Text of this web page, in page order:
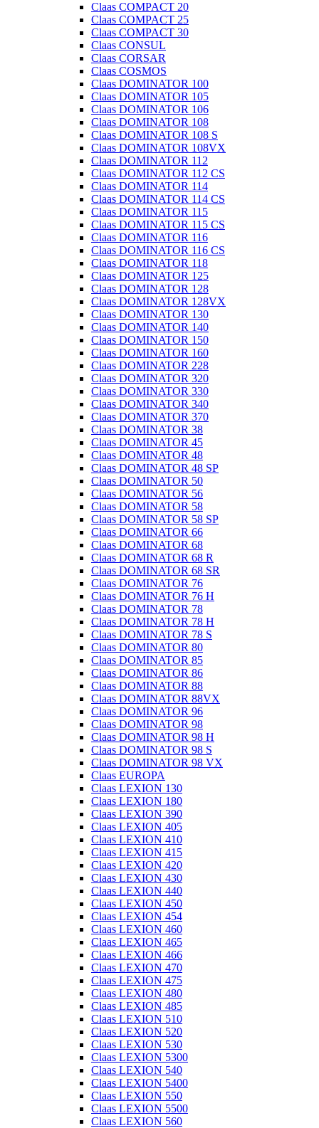
Claas COMPACT 20
Claas COMPACT 25
Claas COMPACT 30
Claas CONSUL
Claas CORSAR
Claas COSMOS
Claas DOMINATOR 100
Claas DOMINATOR 105
Claas DOMINATOR 106
Claas DOMINATOR 108
Claas DOMINATOR 108 S
Claas DOMINATOR 108VX
Claas DOMINATOR 112
Claas DOMINATOR 112 CS
Claas DOMINATOR 114
Claas DOMINATOR 114 CS
Claas DOMINATOR 115
Claas DOMINATOR 115 CS
Claas DOMINATOR 116
Claas DOMINATOR 116 CS
Claas DOMINATOR 118
Claas DOMINATOR 125
Claas DOMINATOR 128
Claas DOMINATOR 128VX
Claas DOMINATOR 130
Claas DOMINATOR 140
Claas DOMINATOR 150
Claas DOMINATOR 160
Claas DOMINATOR 228
Claas DOMINATOR 320
Claas DOMINATOR 330
Claas DOMINATOR 340
Claas DOMINATOR 370
Claas DOMINATOR 38
Claas DOMINATOR 45
Claas DOMINATOR 48
Claas DOMINATOR 48 SP
Claas DOMINATOR 50
Claas DOMINATOR 56
Claas DOMINATOR 58
Claas DOMINATOR 58 SP
Claas DOMINATOR 66
Claas DOMINATOR 68
Claas DOMINATOR 68 R
Claas DOMINATOR 68 SR
Claas DOMINATOR 76
Claas DOMINATOR 76 H
Claas DOMINATOR 78
Claas DOMINATOR 78 H
Claas DOMINATOR 78 S
Claas DOMINATOR 80
Claas DOMINATOR 85
Claas DOMINATOR 86
Claas DOMINATOR 88
Claas DOMINATOR 88VX
Claas DOMINATOR 96
Claas DOMINATOR 98
Claas DOMINATOR 98 H
Claas DOMINATOR 98 S
Claas DOMINATOR 98 VX
Claas EUROPA
Claas LEXION 130
Claas LEXION 180
Claas LEXION 390
Claas LEXION 405
Claas LEXION 410
Claas LEXION 415
Claas LEXION 420
Claas LEXION 430
Claas LEXION 440
Claas LEXION 450
Claas LEXION 454
Claas LEXION 460
Claas LEXION 465
Claas LEXION 466
Claas LEXION 470
Claas LEXION 475
Claas LEXION 480
Claas LEXION 485
Claas LEXION 510
Claas LEXION 520
Claas LEXION 530
Claas LEXION 5300
Claas LEXION 540
Claas LEXION 5400
Claas LEXION 550
Claas LEXION 5500
Claas LEXION 560